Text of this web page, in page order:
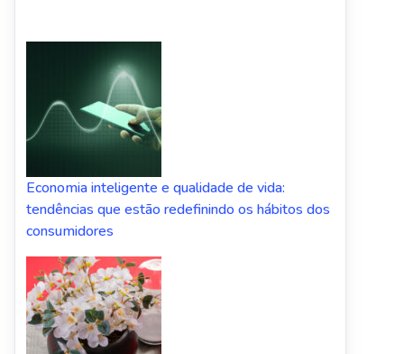
Economia inteligente e qualidade de vida:
tendências que estão redefinindo os hábitos dos
consumidores